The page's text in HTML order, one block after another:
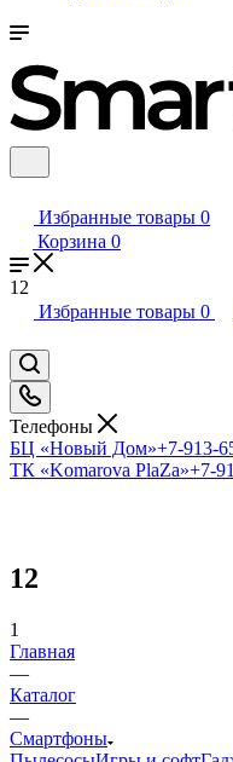
Избранные товары 0
Корзина 0
12
Избранные товары 0
Телефоны
БЦ «Новый Дом»+7-913-
ТК «Komarova PlaZa»+7-
12
1
Главная
—
Каталог
—
Смартфоны